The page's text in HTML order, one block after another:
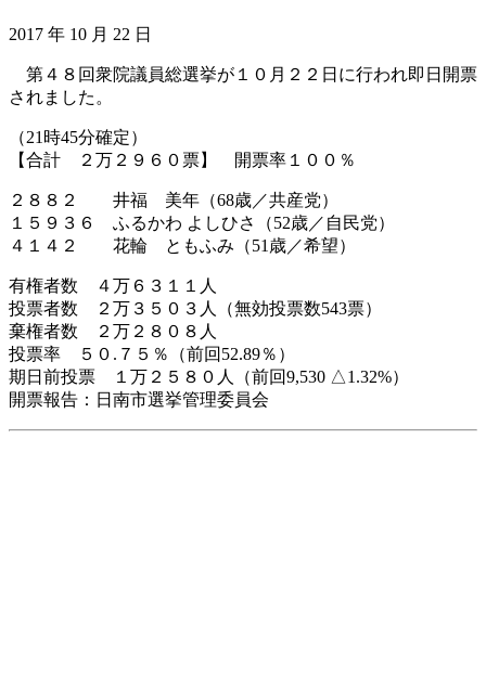
2017 年 10 月 22 日
第４８回衆院議員総選挙が１０月２２日に行われ即日開票
されました。
（21時45分確定）
【合計 ２万２９６０票】 開票率１００％
２８８２ 井福 美年（68歳／共産党）
１５９３６ ふるかわ よしひさ（52歳／自民党）
４１４２ 花輪 ともふみ（51歳／希望）
有権者数 ４万６３１１人
投票者数 ２万３５０３人（無効投票数543票）
棄権者数 ２万２８０８人
投票率 ５０.７５％（前回52.89％）
期日前投票 １万２５８０人（前回9,530 △1.32%）
開票報告：日南市選挙管理委員会